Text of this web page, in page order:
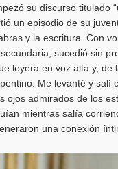
su discurso titulado
un episodio de su
y la escritura. Con
sucedió sin
leyera en voz alta y, de
Me levanté y salí
ojos admirados de los
mientras salía
una conexión